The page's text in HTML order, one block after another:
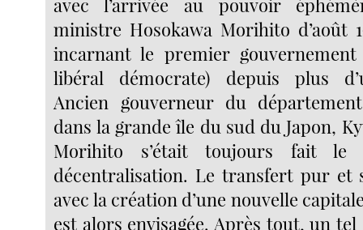
avec l’arrivée au pouvoir
ministre Hosokawa Morihito d’août
incarnant le premier
libéral démocrate) depuis plus
Ancien gouverneur du
dans la grande île du sud du Japon,
Morihito s’était toujours fait
décentralisation. Le transfert pur et
avec la création d’une nouvelle
est alors envisagée. Après tout, un